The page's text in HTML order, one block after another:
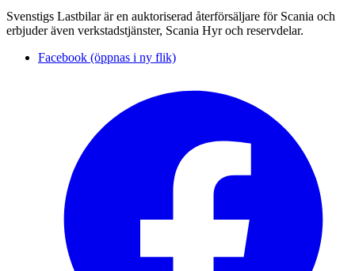
Svenstigs Lastbilar är en auktoriserad återförsäljare för Scania och
erbjuder även verkstadstjänster, Scania Hyr och reservdelar.
Facebook (öppnas i ny flik)